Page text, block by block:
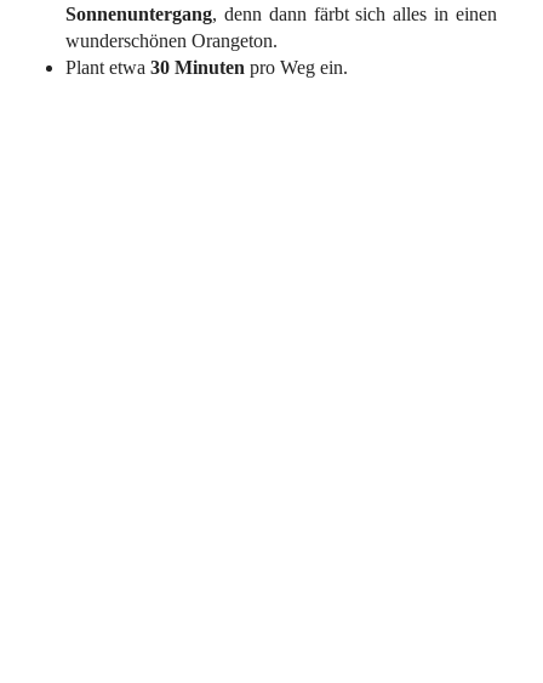
Sonnenuntergang, denn dann färbt sich alles in einen
wunderschönen Orangeton.
Plant etwa 30 Minuten pro Weg ein.